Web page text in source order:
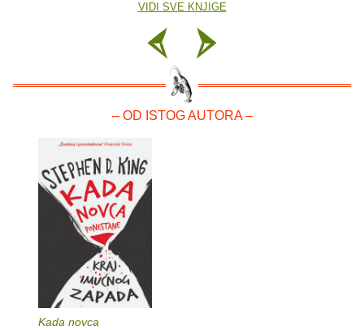
VIDI SVE KNJIGE
– OD ISTOG AUTORA –
Kada novca